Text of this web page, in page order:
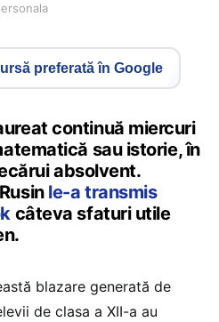
preferată în Google
continuă miercuri
sau istorie, în
absolvent.
le-a transmis
câteva sfaturi utile
blazare generată de
de clasa a XII-a au